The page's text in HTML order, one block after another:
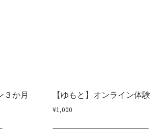
３か月 【ゆもと】オンライン体験
¥1,000